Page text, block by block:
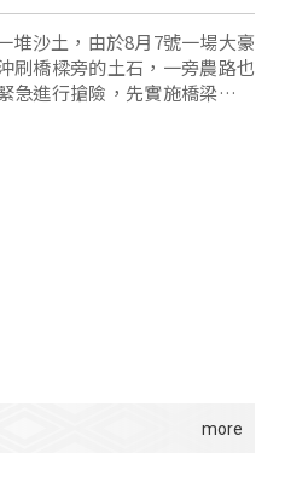
堆沙土，由於8月7號一場大豪
刷橋樑旁的土石，一旁農路也
進行搶險，先實施橋梁護岸
。